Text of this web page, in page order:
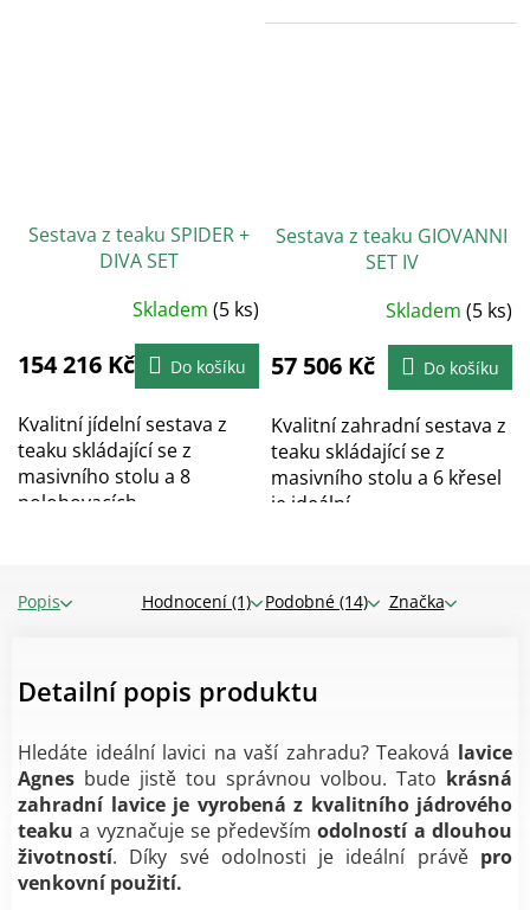
Sestava z teaku SPIDER +
DIVA SET
Skladem (5 ks)
154 216 Kč Do košíku
Kvalitní jídelní sestava z
teaku skládající se z
masivního stolu a 8
polohovacích...
Sestava z teaku GIOVANNI
SET IV
Skladem (5 ks)
57 506 Kč Do košíku
Kvalitní zahradní sestava z
teaku skládající se z
masivního stolu a 6 křesel
je ideální...
Popis Podobné (14)
Hodnocení (1) Značka
Detailní popis produktu
Hledáte ideální lavici na vaší zahradu? Teaková lavice
Agnes bude jistě tou správnou volbou. Tato krásná
zahradní lavice je vyrobená z kvalitního jádrového
teakua vyznačuje se předevšímodolností a dlouhou
životností. Díky své odolnosti je ideální právě pro
venkovní použití.